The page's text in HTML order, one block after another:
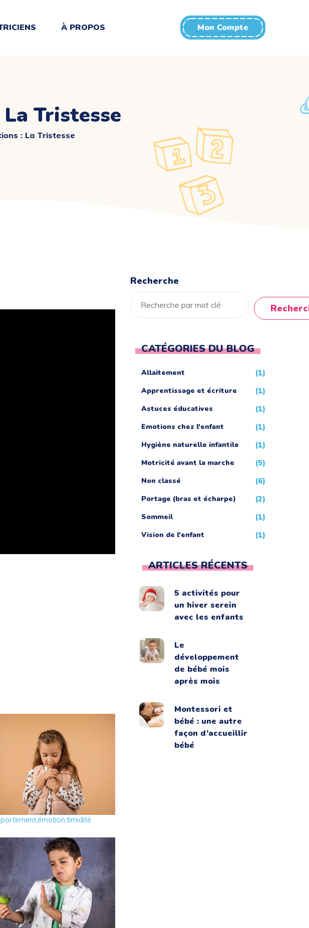
À PROPOS Mon Compte
Tristesse
: La Tristesse
émotions : la timidité
,émotion,timidité
émotions : le dégoût
Recherche
CATÉGORIES DU BLOG
Allaitement (1)
Apprentissage et écriture (1)
Astuces éducatives (1)
Emotions chez l'enfant (1)
Hygiène naturelle infantile (1)
Motricité avant la marche (5)
Non classé (6)
Portage (bras et écharpe) (2)
Sommeil (1)
Vision de l'enfant (1)
ARTICLES RÉCENTS
5 activités pour
un hiver serein
avec les enfants
Le
développement
de bébé mois
après mois
Montessori et
bébé : une autre
façon d’accueillir
bébé